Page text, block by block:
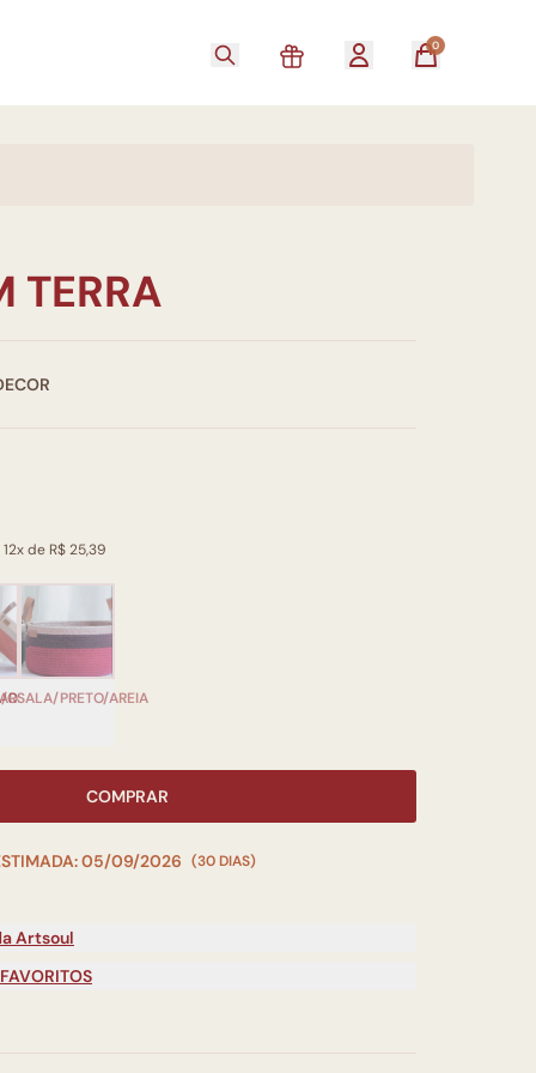
0
TERRA
de R$ 25,39
OFF PRETO/AREIA
COMPRAR
05/09/2026 (30 DIAS)
Artsoul